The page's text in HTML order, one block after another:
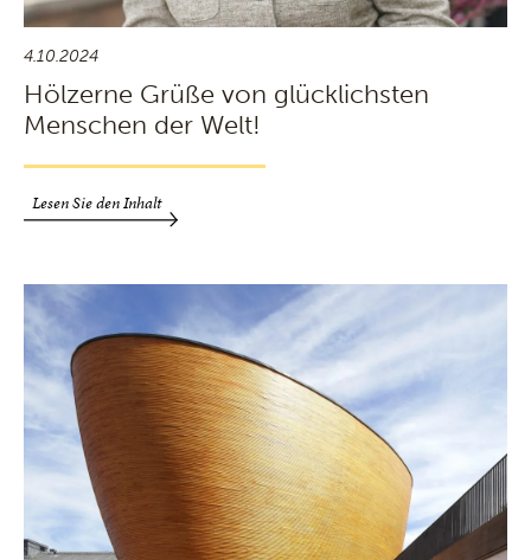
4.10.2024
Hölzerne Grüße von glücklichsten
Menschen der Welt!
Lesen Sie den Inhalt